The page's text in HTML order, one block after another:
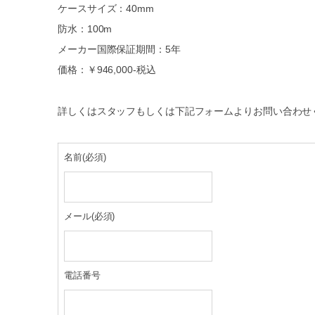
ケースサイズ：40mm
防水：100m
メーカー国際保証期間：5年
価格：￥946,000-税込
詳しくはスタッフもしくは下記フォームよりお問い合わせ
名前(必須)
メール(必須)
電話番号